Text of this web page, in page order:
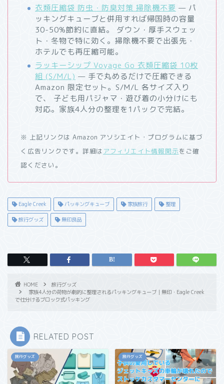
衣類圧縮袋 防虫・防臭対策 掃除機不要 — パ
ッキングキューブと併用すれば帰国時の容量
30-50%節約に直結。 ダウン・厚手スウェッ
ト・冬物で特に効く。掃除機不要で出張先・
ホテルでも再圧縮可能。
ラッキーシップ Voyage Go 衣類圧縮袋 10枚
組 (S/M/L) — 手で丸めるだけで圧縮できる
Amazon 限定セット。S/M/L 各サイズ入り
で、 子ども用パジャマ・遊び着の小分けにも
対応。家族4人分の整理を1パックで完結。
※ 上記リンクは Amazon アソシエイト・プログラムに基づ
く広告リンクです。詳細は アフィリエイト情報開示をご確
認ください。
Eagle Creek パッキングキューブ 家族旅行 整理
旅行グッズ 無印良品
HOME
旅行グッズ
家族4人分の荷物が劇的に整理されるパッキングキューブ｜無印・Eagle Creek
で仕分けるブロック式パッキング
RELATED POST
旅行グッズ 旅行グッズ